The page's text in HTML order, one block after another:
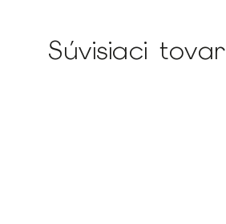
Súvisiaci tovar